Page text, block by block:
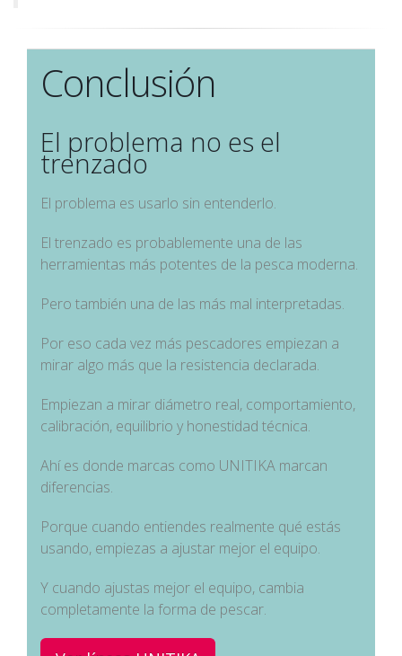
Conclusión
El problema no es el
trenzado
El problema es usarlo sin entenderlo.
El trenzado es probablemente una de las
herramientas más potentes de la pesca moderna.
Pero también una de las más mal interpretadas.
Por eso cada vez más pescadores empiezan a
mirar algo más que la resistencia declarada.
Empiezan a mirar diámetro real, comportamiento,
calibración, equilibrio y honestidad técnica.
Ahí es donde marcas como UNITIKA marcan
diferencias.
Porque cuando entiendes realmente qué estás
usando, empiezas a ajustar mejor el equipo.
Y cuando ajustas mejor el equipo, cambia
completamente la forma de pescar.